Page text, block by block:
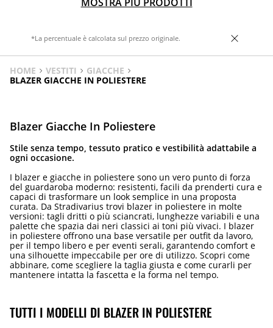
*La percentuale è calcolata sul prezzo originale.
HOME VESTITI
GIACCHE
BLAZER GIACCHE IN POLIESTERE
Blazer Giacche In Poliestere
Stile senza tempo, tessuto pratico e vestibilità adattabile a
ogni occasione.
I blazer e giacche in poliestere sono un vero punto di forza
del guardaroba moderno: resistenti, facili da prenderti cura e
capaci di trasformare un look semplice in una proposta
curata. Da Stradivarius trovi blazer in poliestere in molte
versioni: tagli dritti o più sciancrati, lunghezze variabili e una
palette che spazia dai neri classici ai toni più vivaci. I blazer
in poliestere offrono una base versatile per outfit da lavoro,
per il tempo libero e per eventi serali, garantendo comfort e
una silhouette impeccabile per ore di utilizzo. Scopri come
abbinare, come scegliere la taglia giusta e come curarli per
mantenere intatta la fascetta e la forma nel tempo.
TUTTI I MODELLI DI BLAZER IN POLIESTERE